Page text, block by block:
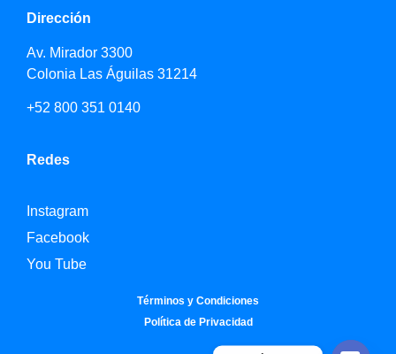
Dirección
Av. Mirador 3300
Colonia Las Águilas 31214
+52 800 351 0140
Redes
Instagram
Facebook
You Tube
Términos y Condiciones
Política de Privacidad